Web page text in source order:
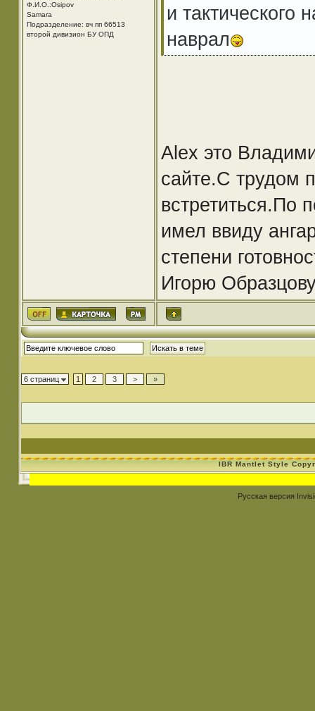
Ф.И.О.:Osipov
Samara
Подразделение: вч пп 66513
второй дивизион БУ ОПД
и тактического
наврал
Alex это
сайте.С трудом
встретиться.По
имел ввиду
степени
Игорю
6 страниц 1 2 3 > »
IBR Mantlet Style
Русская версия